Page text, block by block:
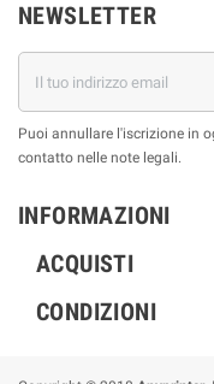
NEWSLETTER
Puoi annullare l'iscrizione in
contatto nelle note legali.
INFORMAZIONI
ACQUISTI
CONDIZIONI